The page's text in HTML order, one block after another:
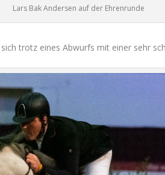
Lars Bak Andersen auf der Ehrenrunde
trotz eines Abwurfs mit einer sehr